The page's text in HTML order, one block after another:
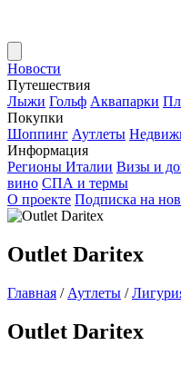
Новости
Путешествия
Лыжи Гольф Аквапарки
Покупки
Шоппинг Аутлеты
Информация
Регионы Италии Визы и
вино СПА и термы
О проекте Подписка на
Outlet Daritex
Главная / Аутлеты /
Outlet Daritex